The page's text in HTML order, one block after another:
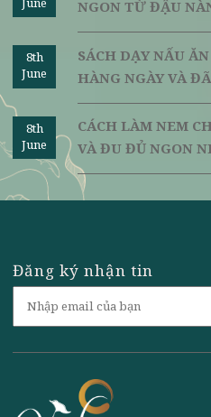
Ngày
THỰC ĐƠN ĂN
8th
June
CÁCH NẤU BÚN
NGON - ĐẬM ĐÀ
June
SÁCH DẠY NẤU